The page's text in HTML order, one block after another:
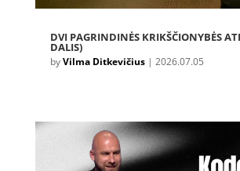
DVI PAGRINDINĖS KRIKŠČIONYBĖS
DALIS)
byVilma Ditkevičius| 2026.07.05